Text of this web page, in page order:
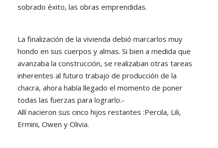
sobrado éxito, las obras emprendidas.
La finalización de la vivienda debió marcarlos muy
hondo en sus cuerpos y almas. Si bien a medida que
avanzaba la construcción, se realizaban otras tareas
inherentes al futuro trabajo de producción de la
chacra, ahora había llegado el momento de poner
todas las fuerzas para lograrlo.-
Allí nacieron sus cinco hijos restantes :Percila, Lili,
Ermini, Owen y Olivia.